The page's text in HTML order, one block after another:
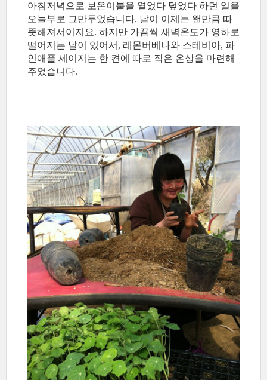
아침저녁으로 보온이불을 열었다 덮었다 하던 일을
오늘부로 그만두었습니다. 날이 이제는 왠만큼 따
뜻해져서이지요. 하지만 가끔씩 새벽온도가 영하로
떨어지는 날이 있어서, 레몬버베나와 스테비아, 파
인애플 세이지는 한 켠에 따로 작은 온상을 마련해
주었습니다.